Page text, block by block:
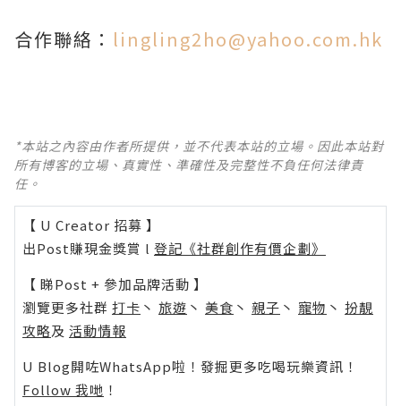
合作聯絡： lingling2ho@yahoo.com.hk
*本站之內容由作者所提供，並不代表本站的立場。因此本站對
所有博客的立場、真實性、準確性及完整性不負任何法律責
任。
【 U Creator 招募 】
出Post賺現金獎賞 l 登記《社群創作有價企劃》
【 睇Post + 參加品牌活動 】
瀏覽更多社群 打卡 丶 旅遊 丶 美食 丶 親子 丶 寵物 丶 扮靚
攻略及 活動情報
U Blog開咗WhatsApp啦！發掘更多吃喝玩樂資訊！
Follow 我哋 ！